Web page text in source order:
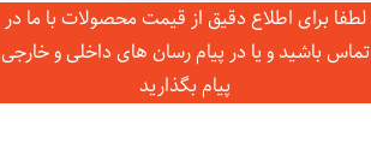
لطفا برای اطلاع دقیق از قیمت محصولات با ما در
تماس باشید و یا در پیام رسان های داخلی و خارجی
پیام بگذارید